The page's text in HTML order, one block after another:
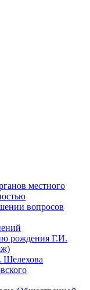
местного
вопросов
рождения Г.И.
Шелехова